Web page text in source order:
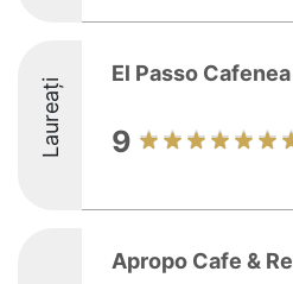
Laureați
El Passo
9
Apropo Cafe &